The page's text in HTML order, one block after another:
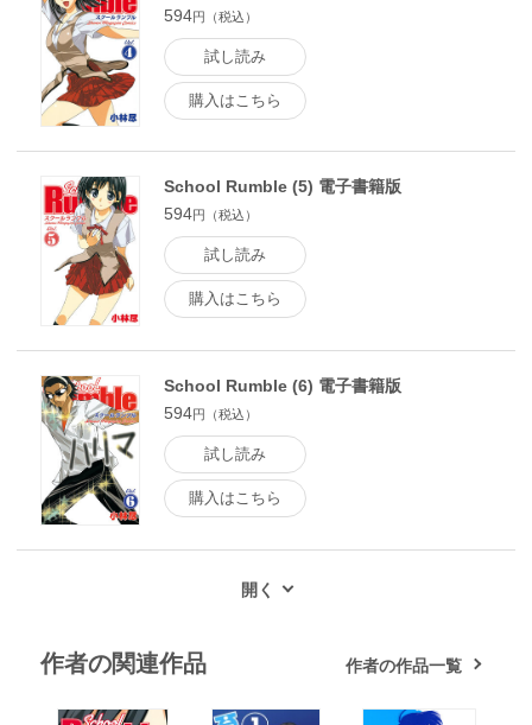
594円（税込）
試し読み
購入はこちら
School Rumble (5) 電子書籍版
594円（税込）
試し読み
購入はこちら
School Rumble (6) 電子書籍版
594円（税込）
試し読み
購入はこちら
作者の関連作品 作者の作品一覧